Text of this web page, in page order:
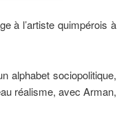
à l’artiste quimpérois à
alphabet sociopolitique,
réalisme, avec Arman,